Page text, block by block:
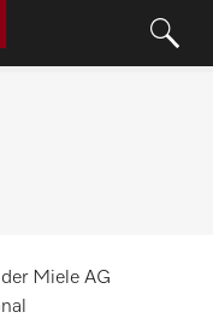
Miele AG